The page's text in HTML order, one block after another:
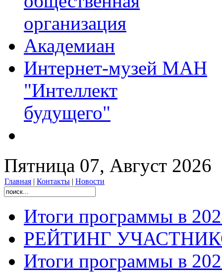
организация
Академиан
Интернет-музей МАН
"Интеллект
будущего"
Пятница 07, Август 2026
Главная | Контакты | Новости
Итоги программы в
РЕЙТИНГ
Итоги программы в